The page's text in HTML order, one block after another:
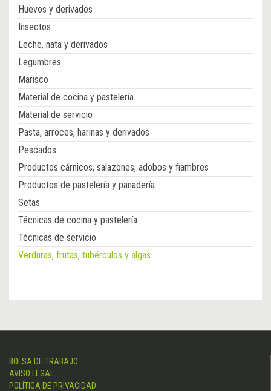
Huevos y derivados
Insectos
Leche, nata y derivados
Legumbres
Marisco
Material de cocina y pastelería
Material de servicio
Pasta, arroces, harinas y derivados
Pescados
Productos cárnicos, salazones, adobos y fiambres
Productos de pastelería y panadería
Setas
Técnicas de cocina y pastelería
Técnicas de servicio
Verduras, frutas, tubérculos y algas
BOLSA DE TRABAJO
AVISO LEGAL
POLÍTICA DE PRIVACIDAD